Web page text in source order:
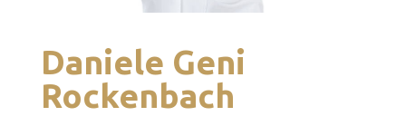
Daniele Geni
Rockenbach